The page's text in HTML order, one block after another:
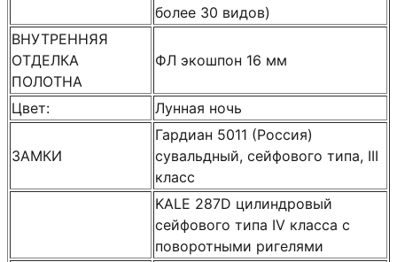
более 30 видов)
ВНУТРЕННЯЯ
ОТДЕЛКА
ПОЛОТНА
ФЛ экошпон 16 мм
Цвет: Лунная ночь
ЗАМКИ
Гардиан 5011 (Россия)
сувальдный, сейфового типа, III
класс
KALE 287D цилиндровый
сейфового типа IV класса с
поворотными ригелями